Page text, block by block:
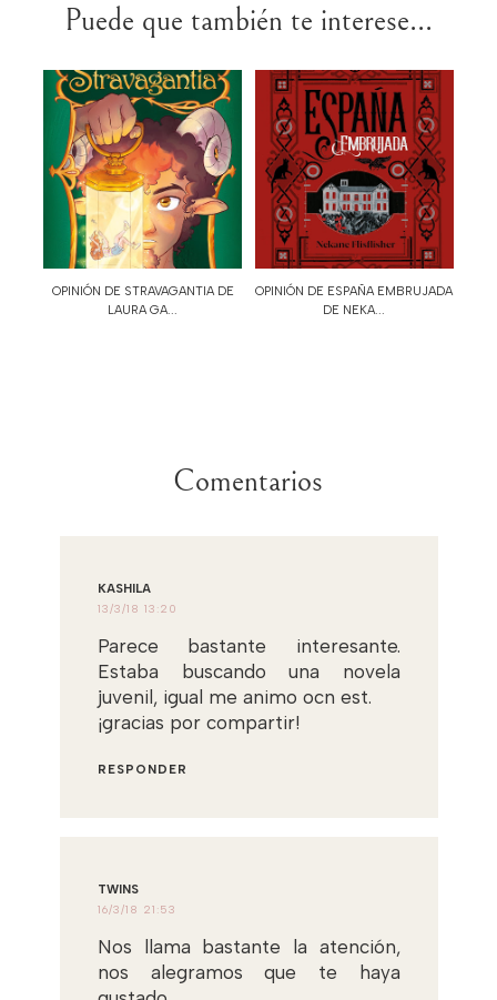
Puede que también te interese...
OPINIÓN DE STRAVAGANTIA DE
LAURA GA...
OPINIÓN DE ESPAÑA EMBRUJADA
DE NEKA...
Comentarios
KASHILA
13/3/18 13:20
Parece bastante interesante.
Estaba buscando una novela
juvenil, igual me animo ocn est.
¡gracias por compartir!
RESPONDER
TWINS
16/3/18 21:53
Nos llama bastante la atención,
nos alegramos que te haya